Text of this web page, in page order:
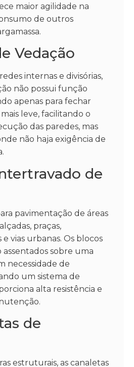
maior agilidade na
de outros
Vedação
internas e divisórias,
não possui função
apenas para fechar
leve, facilitando o
das paredes, mas
não haja exigência de
de
pavimentação de áreas
praças,
vias urbanas. Os blocos
assentados sobre uma
necessidade de
um sistema de
alta resistência e
de
estruturais, as canaletas